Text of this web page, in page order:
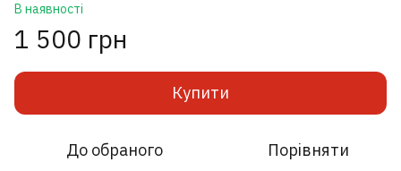
В наявності
1 500 грн
Купити
До обраного Порівняти